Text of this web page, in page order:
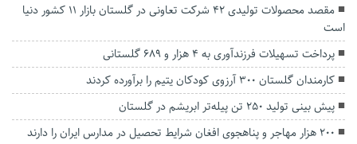
مقصد محصولات تولیدی ۴۲ شرکت تعاونی در گلستان بازار ۱۱ کشور دنیا
است
پرداخت تسهیلات فرزندآوری به ۴ هزار و ۶۸۹ گلستانی
کارمندان گلستان ۳۰۰ آرزوی کودکان یتیم را برآورده کردند
پیش بینی تولید ۲۵۰ تن پیله‌تر ابریشم در گلستان
۲۰۰ هزار مهاجر و پناهجوی افغان شرایط تحصیل در مدارس ایران را دارند